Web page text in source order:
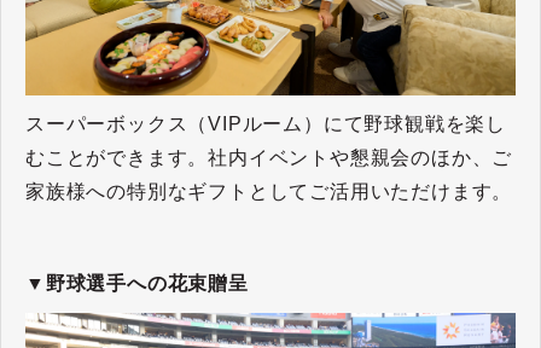
スーパーボックス（VIPルーム）にて野球観戦を楽し
むことができます。社内イベントや懇親会のほか、ご
家族様への特別なギフトとしてご活用いただけます。
▼野球選手への花束贈呈